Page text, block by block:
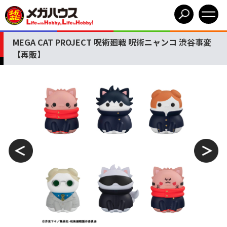
MEGA CAT PROJECT 呪術廻戦 呪術ニャンコ 渋谷事変
【再販】